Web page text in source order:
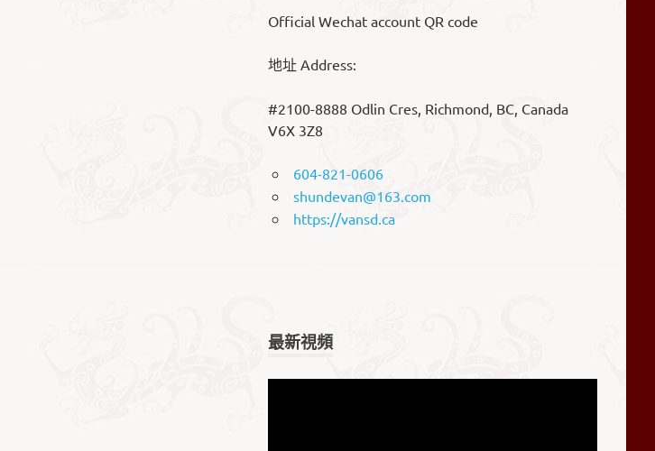
Official Wechat account QR code
地址 Address:
#2100-8888 Odlin Cres, Richmond, BC, Canada
V6X 3Z8
604-821-0606
shundevan@163.com
https://vansd.ca
最新視頻